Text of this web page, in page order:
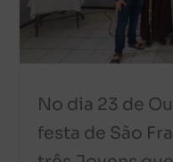
No dia 23 de
festa de São